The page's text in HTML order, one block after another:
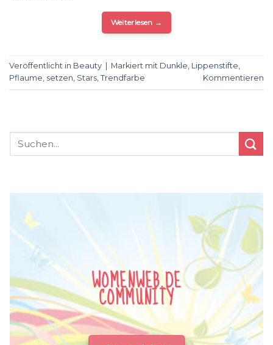
Weiterlesen →
Veröffentlicht in Beauty Markiert mit Dunkle, Lippenstifte,
Pflaume, setzen, Stars, Trendfarbe Kommentieren
WOMENWEB.DE
COMMUNITY